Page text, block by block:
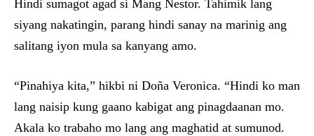
Hindi sumagot agad si Mang Nestor. Tahimik lang
siyang nakatingin, parang hindi sanay na marinig ang
salitang iyon mula sa kanyang amo.
“Pinahiya kita,” hikbi ni Doña Veronica. “Hindi ko man
lang naisip kung gaano kabigat ang pinagdaanan mo.
Akala ko trabaho mo lang ang maghatid at sumunod.